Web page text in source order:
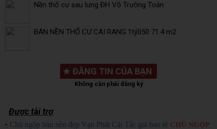
Nền thổ cư sau lưng ĐH Võ Trường Toán
BÁN NỀN THỔ CƯ CAI RANG 1tỷ050 71.4 m2
★ ĐĂNG TIN CỦA BẠN
Không cần phải đăng ký
Được tài trợ
• Chủ ngộp bán nền đẹp Vạn Phát Cái Tắc giá bao rẻ CHỦ NGỘP